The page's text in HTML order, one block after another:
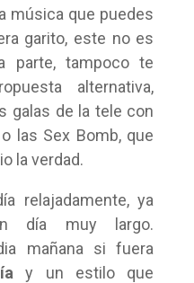
música que puedes
garito, este no es
parte, tampoco te
alternativa,
galas de la tele con
las Sex Bomb, que
la verdad.
relajadamente, ya
día muy largo.
mañana si fuera
y un estilo que